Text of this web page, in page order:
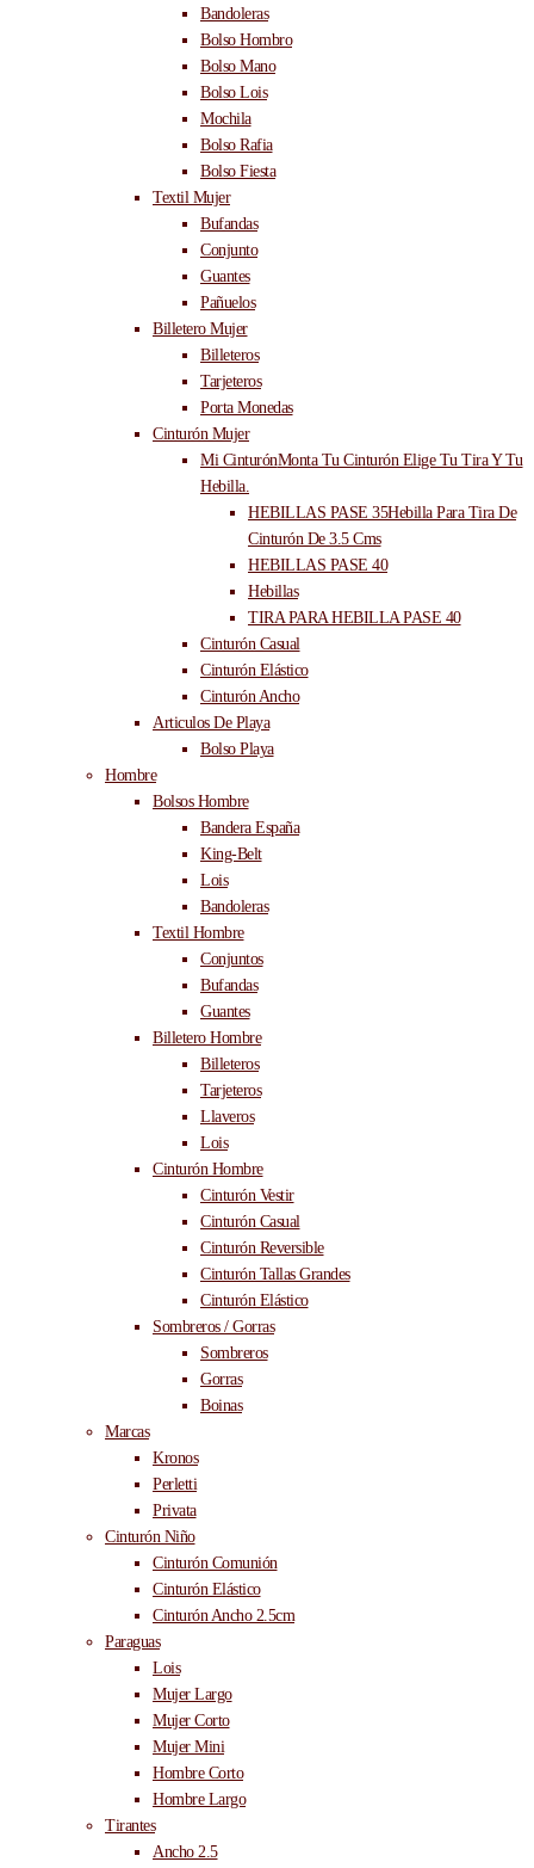
Bandoleras
Bolso Hombro
Bolso Mano
Bolso Lois
Mochila
Bolso Rafia
Bolso Fiesta
Textil Mujer
Bufandas
Conjunto
Guantes
Pañuelos
Billetero Mujer
Billeteros
Tarjeteros
Porta Monedas
Cinturón Mujer
Mi CinturónMonta Tu Cinturón Elige Tu Tira Y Tu
Hebilla.
HEBILLAS PASE 35Hebilla Para Tira De
Cinturón De 3.5 Cms
HEBILLAS PASE 40
Hebillas
TIRA PARA HEBILLA PASE 40
Cinturón Casual
Cinturón Elástico
Cinturón Ancho
Articulos De Playa
Bolso Playa
Hombre
Bolsos Hombre
Bandera España
King-Belt
Lois
Bandoleras
Textil Hombre
Conjuntos
Bufandas
Guantes
Billetero Hombre
Billeteros
Tarjeteros
Llaveros
Lois
Cinturón Hombre
Cinturón Vestir
Cinturón Casual
Cinturón Reversible
Cinturón Tallas Grandes
Cinturón Elástico
Sombreros / Gorras
Sombreros
Gorras
Boinas
Marcas
Kronos
Perletti
Privata
Cinturón Niño
Cinturón Comunión
Cinturón Elástico
Cinturón Ancho 2.5cm
Paraguas
Lois
Mujer Largo
Mujer Corto
Mujer Mini
Hombre Corto
Hombre Largo
Tirantes
Ancho 2.5